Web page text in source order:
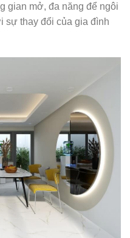
gian mở, đa năng để ngôi
sự thay đổi của gia đình